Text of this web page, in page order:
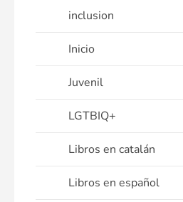
inclusion
Inicio
Juvenil
LGTBIQ+
Libros en catalán
Libros en español